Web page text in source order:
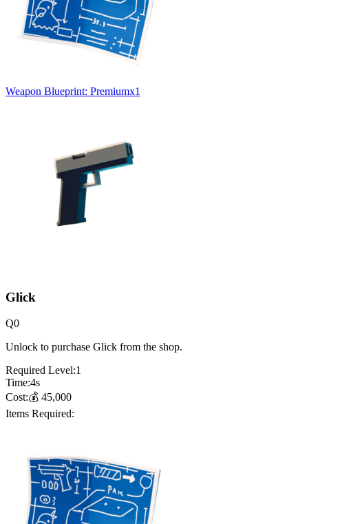
Weapon Blueprint: Premiumx1
Glick
Q0
Unlock to purchase Glick from the shop.
Required Level:1
Time:4s
Cost:💰 45,000
Items Required: